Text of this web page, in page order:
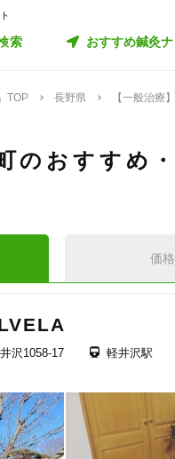
索 おすすめ鍼灸
TOP 長野県 【一般治療
のおすすめ
価
沢1058-17 軽井沢駅